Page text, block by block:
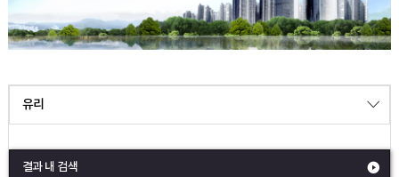
유리
결과 내 검색